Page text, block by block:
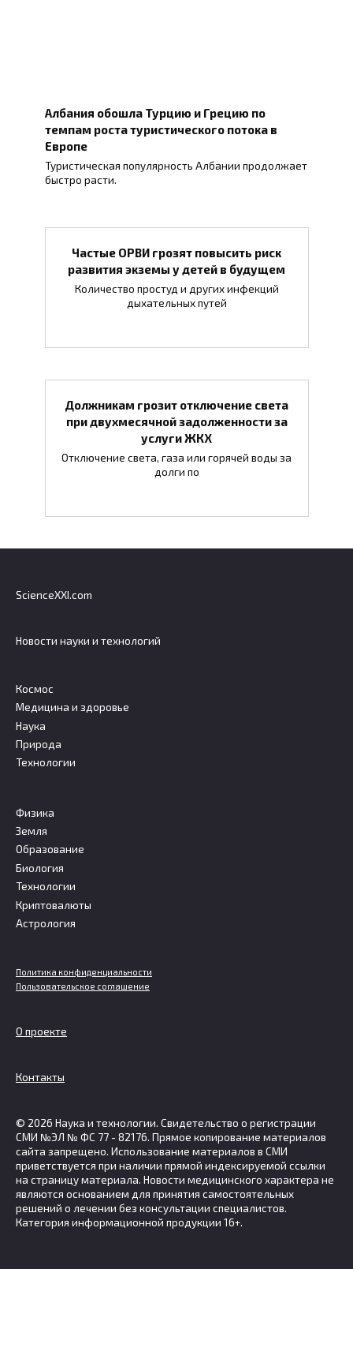
Албания обошла Турцию и Грецию по
темпам роста туристического потока в
Европе
Туристическая популярность Албании продолжает
быстро расти.
Частые ОРВИ грозят повысить риск
развития экземы у детей в будущем
Количество простуд и других инфекций
дыхательных путей
Должникам грозит отключение света
при двухмесячной задолженности за
услуги ЖКХ
Отключение света, газа или горячей воды за
долги по
ScienceXXI.com
Новости науки и технологий
Космос
Медицина и здоровье
Наука
Природа
Технологии
Физика
Земля
Образование
Биология
Технологии
Криптовалюты
Астрология
Политика конфиденциальности
Пользовательское соглашение
О проекте
Контакты
© 2026 Наука и технологии. Свидетельство о регистрации
СМИ №ЭЛ № ФС 77 - 82176. Прямое копирование материалов
сайта запрещено. Использование материалов в СМИ
приветствуется при наличии прямой индексируемой ссылки
на страницу материала. Новости медицинского характера не
являются основанием для принятия самостоятельных
решений о лечении без консультации специалистов.
Категория информационной продукции 16+.